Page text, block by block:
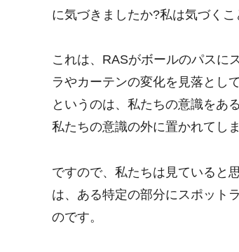
に気づきましたか?私は気づくこ
これは、RASがボールのパスに
ラやカーテンの変化を見落とし
というのは、私たちの意識をあ
私たちの意識の外に置かれてし
ですので、私たちは見ていると
は、ある特定の部分にスポット
のです。